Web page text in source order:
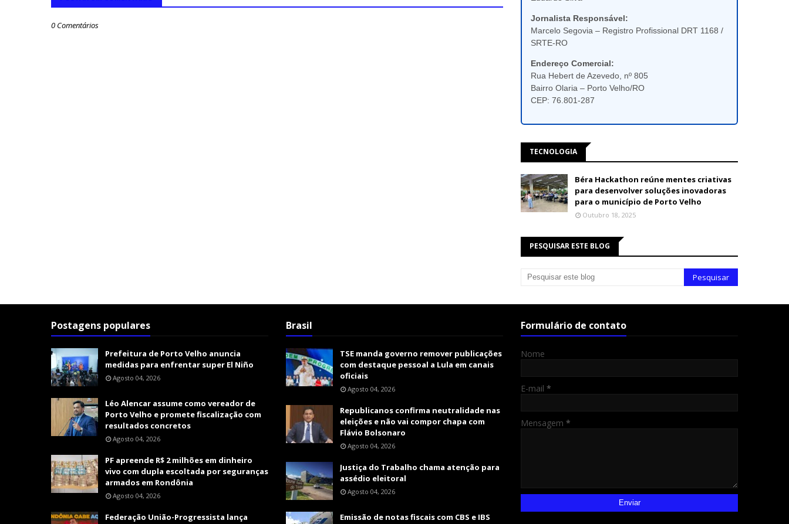
0 Comentários
Jornalista Responsável:
Marcelo Segovia – Registro Profissional DRT 1168 /
SRTE-RO
Endereço Comercial:
Rua Hebert de Azevedo, nº 805
Bairro Olaria – Porto Velho/RO
CEP: 76.801-287
TECNOLOGIA
Béra Hackathon reúne mentes criativas
para desenvolver soluções inovadoras
para o município de Porto Velho
Outubro 18, 2025
PESQUISAR ESTE BLOG
Postagens populares
Prefeitura de Porto Velho anuncia
medidas para enfrentar super El Niño
Agosto 04, 2026
Léo Alencar assume como vereador de
Porto Velho e promete fiscalização com
resultados concretos
Agosto 04, 2026
PF apreende R$ 2 milhões em dinheiro
vivo com dupla escoltada por seguranças
armados em Rondônia
Agosto 04, 2026
Federação União-Progressista lança
Brasil
TSE manda governo remover publicações
com destaque pessoal a Lula em canais
oficiais
Agosto 04, 2026
Republicanos confirma neutralidade nas
eleições e não vai compor chapa com
Flávio Bolsonaro
Agosto 04, 2026
Justiça do Trabalho chama atenção para
assédio eleitoral
Agosto 04, 2026
Emissão de notas fiscais com CBS e IBS
Formulário de contato
Nome
E-mail *
Mensagem *